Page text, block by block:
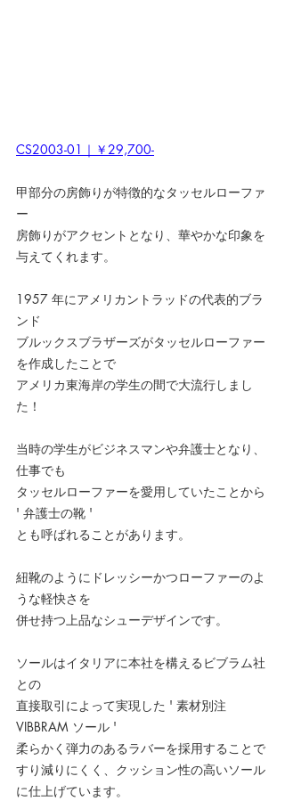
CS2003-01｜￥29,700-
甲部分の房飾りが特徴的なタッセルローファ
ー
房飾りがアクセントとなり、華やかな印象を
与えてくれます。
1957	年にアメリカントラッドの代表的ブラ
ンド
ブルックスブラザーズがタッセルローファー
を作成したことで
アメリカ東海岸の学生の間で大流行しまし
た！
当時の学生がビジネスマンや弁護士となり、
仕事でも
タッセルローファーを愛用していたことから
' 弁護士の靴 '
とも呼ばれることがあります。
紐靴のようにドレッシーかつローファーのよ
うな軽快さを
併せ持つ上品なシューデザインです。
ソールはイタリアに本社を構えるビブラム社
との
直接取引によって実現した ' 素材別注
VIBBRAM ソール '
柔らかく弾力のあるラバーを採用することで
すり減りにくく、クッション性の高いソール
に仕上げています。